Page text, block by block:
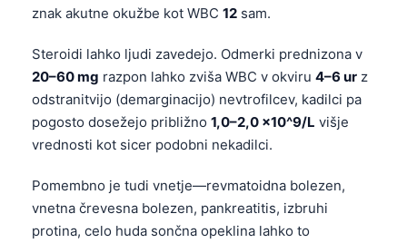
znak akutne okužbe kot WBC 12 sam.
Steroidi lahko ljudi zavedejo. Odmerki prednizona v
20–60 mg razpon lahko zviša WBC v okviru 4–6 ur z
odstranitvijo (demarginacijo) nevtrofilcev, kadilci pa
pogosto dosežejo približno 1,0–2,0 ×10^9/L višje
vrednosti kot sicer podobni nekadilci.
Pomembno je tudi vnetje—revmatoidna bolezen,
vnetna črevesna bolezen, pankreatitis, izbruhi
protina, celo huda sončna opeklina lahko to